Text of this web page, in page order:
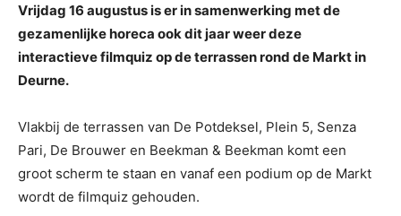
Vrijdag 16 augustus is er in samenwerking met de
gezamenlijke horeca ook dit jaar weer deze
interactieve filmquiz op de terrassen rond de Markt in
Deurne.
Vlakbij de terrassen van De Potdeksel, Plein 5, Senza
Pari, De Brouwer en Beekman & Beekman komt een
groot scherm te staan en vanaf een podium op de Markt
wordt de filmquiz gehouden.